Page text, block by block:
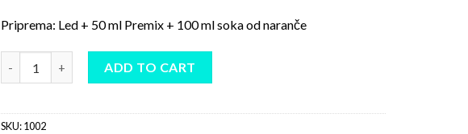
Priprema: Led + 50 ml Premix + 100 ml soka od naranče
ADD TO CART
SKU:1002